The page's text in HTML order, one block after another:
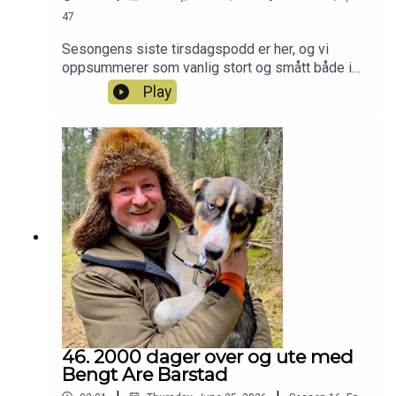
47
Sesongens siste tirsdagspodd er her, og vi
oppsummerer som vanlig stort og smått både i
og utenfor redaksjonen :-) Har du også lyst til å bli
med i Patreon-jaktlaget? Da kan du bare klikke
deg inn her:
https://www.patreon.com/c/jegerpodden
Play
46. 2000 dager over og ute med
Bengt Are Barstad